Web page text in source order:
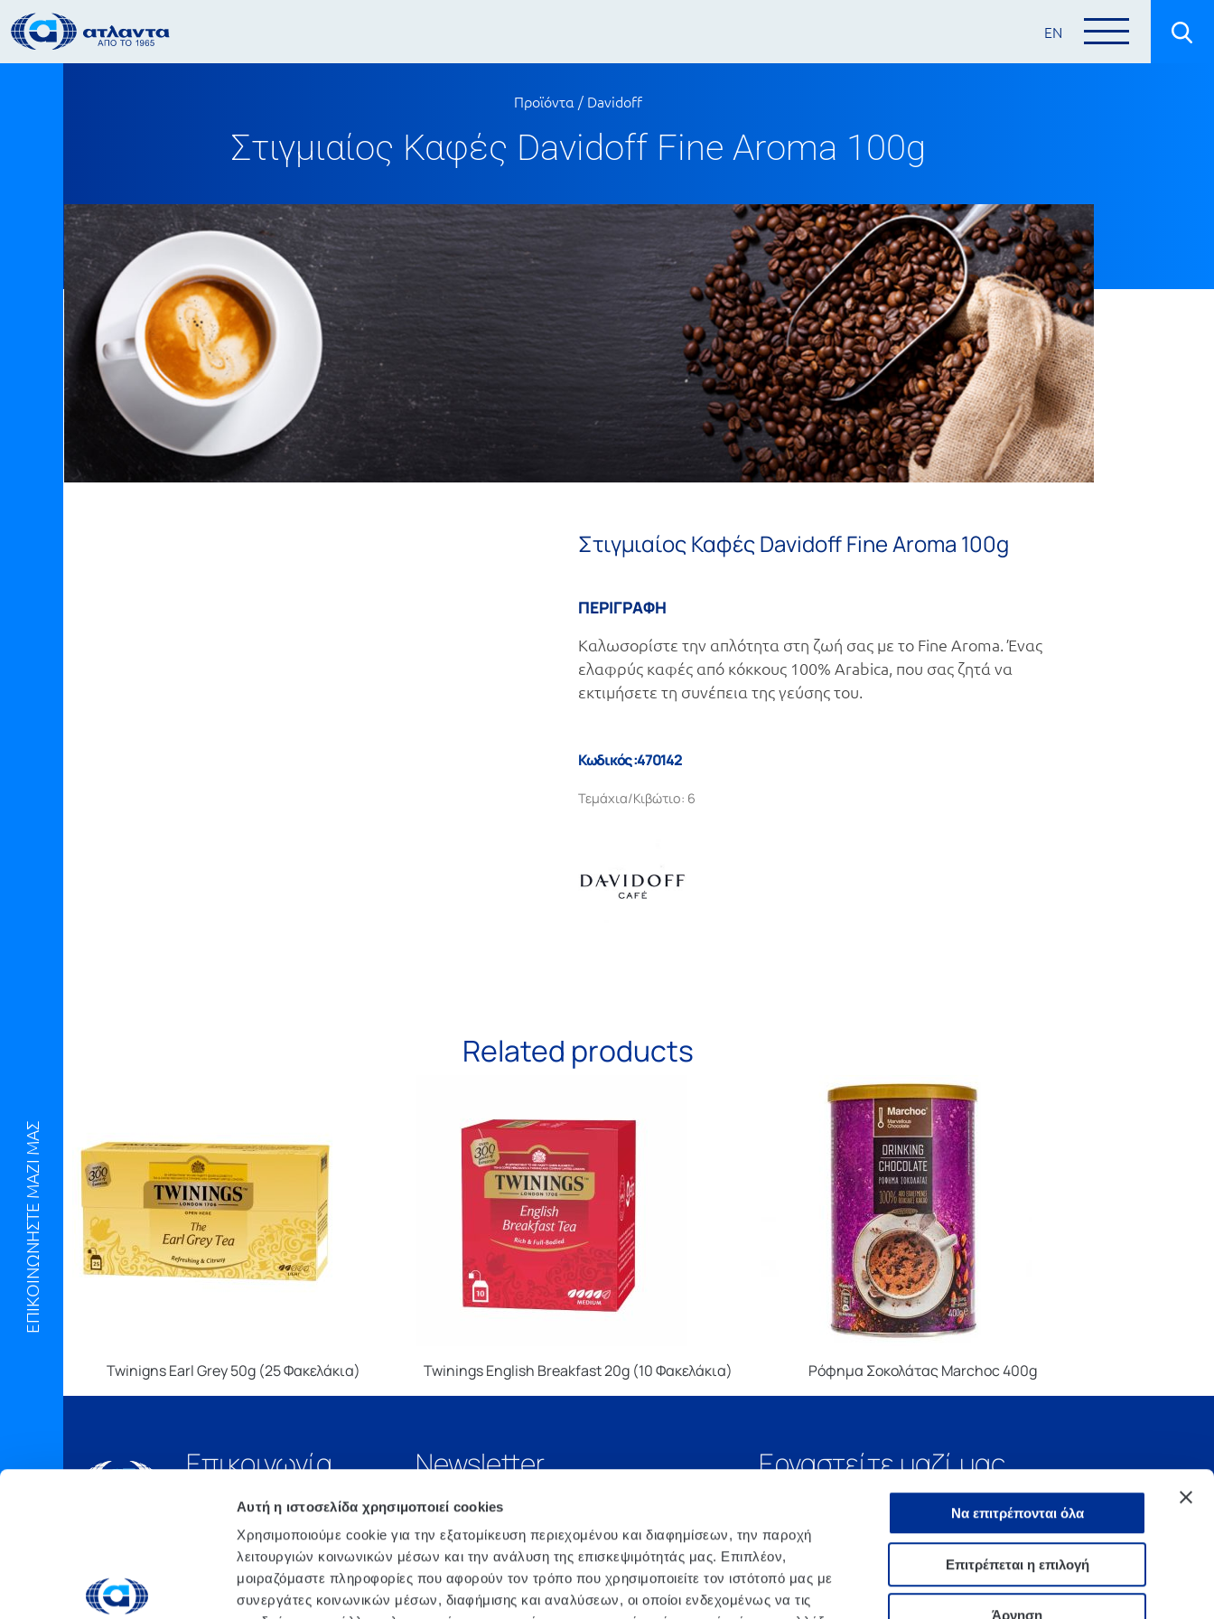
Αυτή η ιστοσελίδα χρησιμοποιεί cookies
Χρησιμοποιούμε cookie για την εξατομίκευση περιεχομένου και διαφημίσεων, την παροχή
λειτουργιών κοινωνικών μέσων και την ανάλυση της επισκεψιμότητάς μας. Επιπλέον,
μοιραζόμαστε πληροφορίες που αφορούν τον τρόπο που χρησιμοποιείτε τον ιστότοπό μας με
συνεργάτες κοινωνικών μέσων, διαφήμισης και αναλύσεων, οι οποίοι ενδεχομένως να τις
Να επιτρέπονται όλα
Επιτρέπεται η επιλογή
Άρνηση
EN
ΕΠΙΚΟΙΝΩΝΗΣΤΕ ΜΑΖΙ ΜΑΣ
Προϊόντα / Davidoff
Στιγμιαίος Καφές Davidoff Fine Aroma 100g
Στιγμιαίος Καφές Davidoff Fine Aroma 100g
ΠΕΡΙΓΡΑΦΗ
Καλωσορίστε την απλότητα στη ζωή σας με το Fine Aroma. Ένας
ελαφρύς καφές από κόκκους 100% Arabica, που σας ζητά να
εκτιμήσετε τη συνέπεια της γεύσης του.
Κωδικός :470142
Τεμάχια/Κιβώτιο: 6
Related products
Twinigns Earl Grey 50g (25 Φακελάκια) Twinings English Breakfast 20g (10 Φακελάκια) Ρόφημα Σοκολάτας Marchoc 400g
Επικοινωνία
210 6675000
Αθήνα, 3o xλμ. Λ.
ΜΑΡΚΟΠΟΥΛΟΥ, Τ.Θ. 200, TK
190 02 ΠΑΙΑΝΙΑ ΑΤΤΙΚΗΣ
email: info@atlanta.gr
Newsletter Εργαστείτε μαζί μας